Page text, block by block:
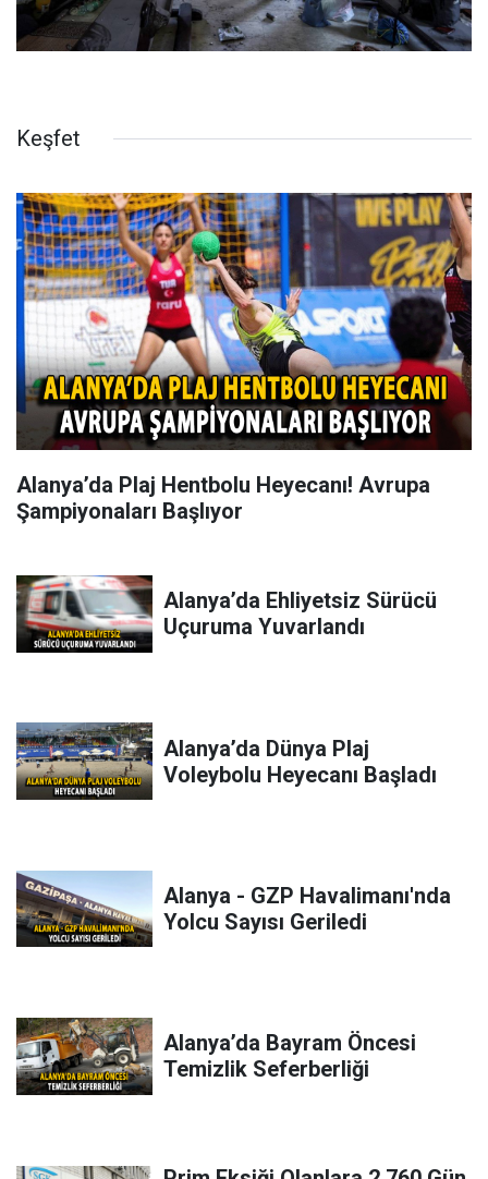
Keşfet
Alanya’da Plaj Hentbolu Heyecanı! Avrupa
Şampiyonaları Başlıyor
Alanya’da Ehliyetsiz Sürücü
Uçuruma Yuvarlandı
Alanya’da Dünya Plaj
Voleybolu Heyecanı Başladı
Alanya - GZP Havalimanı'nda
Yolcu Sayısı Geriledi
Alanya’da Bayram Öncesi
Temizlik Seferberliği